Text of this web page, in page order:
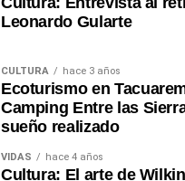
Leonardo Gularte
CULTURA hace 3 años
Ecoturismo en
Camping Entre las
sueño realizado
VIDAS hace 4 años
Cultura: El arte de